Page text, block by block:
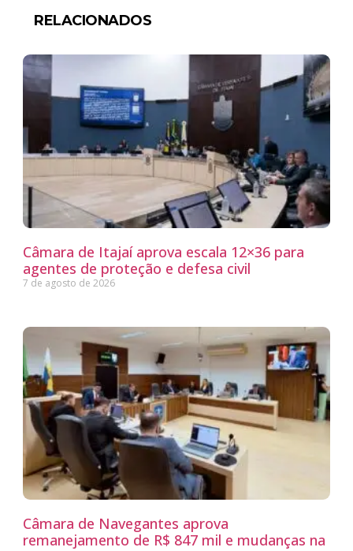
RELACIONADOS
Câmara de Itajaí aprova escala 12×36 para
agentes de proteção e defesa civil
7 de agosto de 2026
Câmara de Navegantes aprova
remanejamento de R$ 847 mil e mudanças na